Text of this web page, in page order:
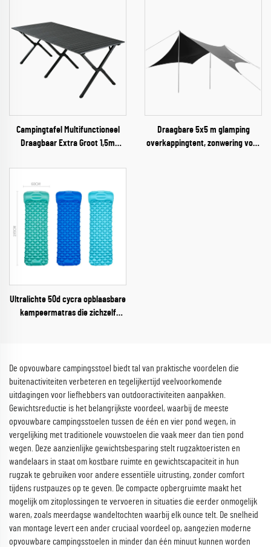
Campingtafel Multifunctioneel
Draagbaar Extra Groot 1,5m
Draagbare 5x5 m glamping
overkappingtent, zonwering voor
Ultralichte 50d cycra opblaasbare
kampeermatras die zichzelf
De opvouwbare campingsstoel biedt tal van praktische voordelen die
buitenactiviteiten verbeteren en tegelijkertijd veelvoorkomende
uitdagingen voor liefhebbers van outdooractiviteiten aanpakken.
Gewichtsreductie is het belangrijkste voordeel, waarbij de meeste
opvouwbare campingsstoelen tussen de één en vier pond wegen, in
vergelijking met traditionele vouwstoelen die vaak meer dan tien pond
wegen. Deze aanzienlijke gewichtsbesparing stelt rugzaktoeristen en
wandelaars in staat om kostbare ruimte en gewichtscapaciteit in hun
rugzak te gebruiken voor andere essentiële uitrusting, zonder comfort
tijdens rustpauzes op te geven. De compacte opbergruimte maakt het
mogelijk om zitoplossingen te vervoeren in situaties die eerder onmogelijk
waren, zoals meerdagse wandeltochten waarbij elk ounce telt. De snelheid
van montage levert een ander cruciaal voordeel op, aangezien moderne
opvouwbare campingsstoelen in minder dan één minuut kunnen worden